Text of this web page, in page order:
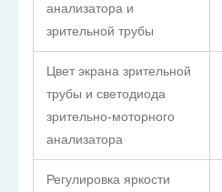
анализатора и
зрительной трубы
Цвет экрана зрительной
трубы и светодиода
зрительно-моторного
анализатора
Регулировка яркости